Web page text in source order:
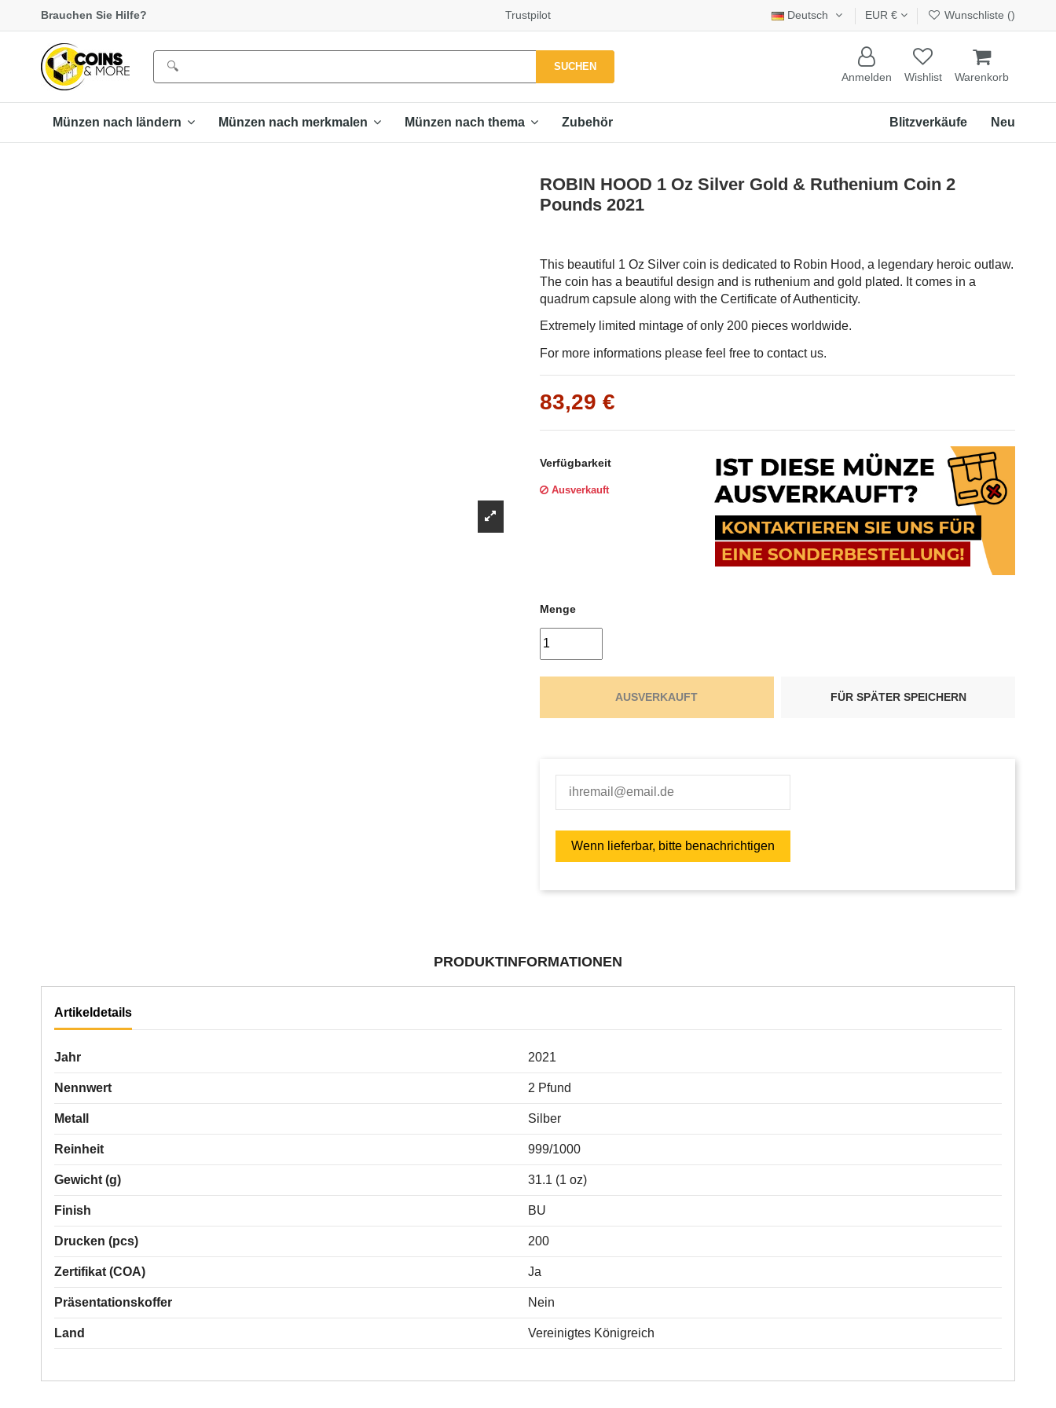
Γ
Brauchen Sie Hilfe? Trustpilot Deutsch EUR € Wunschliste ()
SUCHEN
Anmelden Wishlist Warenkorb
Münzen nach ländern Münzen nach merkmalen Münzen nach thema Zubehör Neu
Blitzverkäufe
ROBIN HOOD 1 Oz Silver Gold & Ruthenium Coin 2
Pounds 2021
This beautiful 1 Oz Silver coin is dedicated to Robin Hood, a legendary heroic outlaw.
The coin has a beautiful design and is ruthenium and gold plated. It comes in a
quadrum capsule along with the Certificate of Authenticity.
Extremely limited mintage of only 200 pieces worldwide.
For more informations please feel free to contact us.
83,29 €
Verfügbarkeit
Ausverkauft
Menge
AUSVERKAUFT FÜR SPÄTER SPEICHERN
PRODUKTINFORMATIONEN
Artikeldetails
Jahr 2021
Nennwert 2 Pfund
Metall Silber
Reinheit 999/1000
Gewicht (g) 31.1 (1 oz)
Finish BU
Drucken (pcs) 200
Zertifikat (COA) Ja
Präsentationskoffer Nein
Land Vereinigtes Königreich